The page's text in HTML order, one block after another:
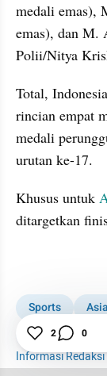
medali emas),
emas), dan M.
Polii/Nitya
Total,
rincian empat
medali
urutan ke-17.
Khusus untuk
ditargetkan
Sports
Defia Rosmaniar
Informasi Redaksi
2 0